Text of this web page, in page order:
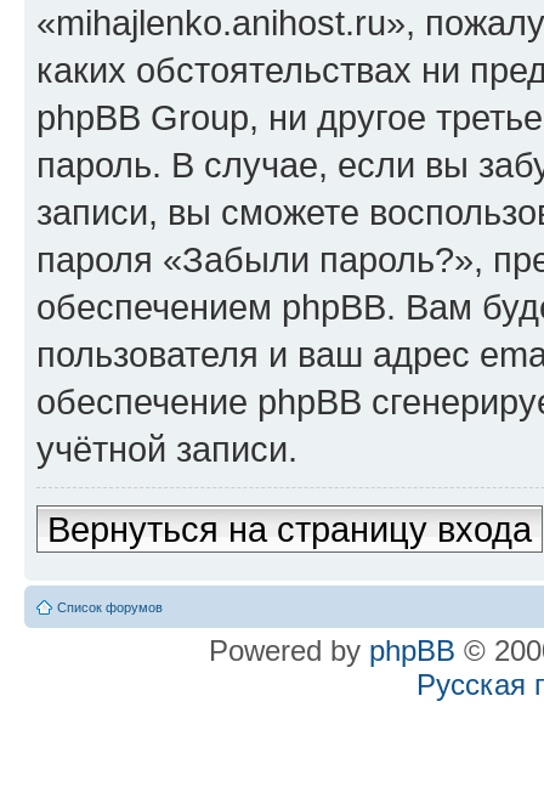
«mihajlenko.anihost.ru»,
каких обстоятельствах ни
phpBB Group, ни другое
пароль. В случае, если вы
записи, вы сможете
пароля «Забыли пароль?»,
обеспечением phpBB. Вам
пользователя и ваш адрес
обеспечение phpBB
учётной записи.
Вернуться на страницу входа
Список форумов
Powered by phpBB ©
Русская